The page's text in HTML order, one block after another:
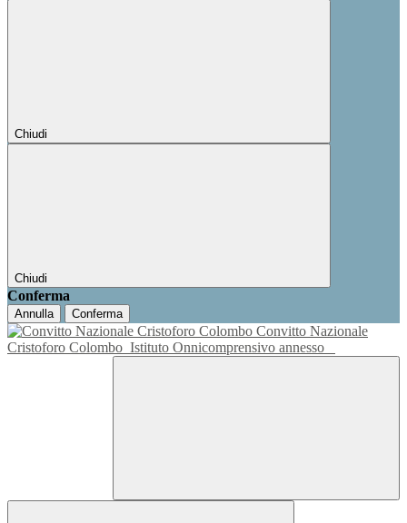
Chiudi
Chiudi
Conferma
Annulla Conferma
Convitto Nazionale
Cristoforo Colombo Istituto Onnicomprensivo annesso